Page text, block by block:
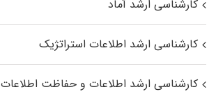
کارشناسی ارشد آماد
کارشناسی ارشد اطلاعات استراتژیک
کارشناسی ارشد اطلاعات و حفاظت اطلاعات